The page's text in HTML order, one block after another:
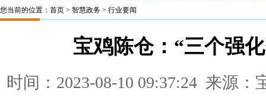
您当前的位置： 首页 > 智慧政务 > 行业要闻
宝鸡陈仓：“三个强
时间：2023-08-10 09:37:24 来源